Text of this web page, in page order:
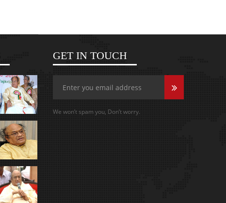
GET IN TOUCH
We won’t spam you, Don’t worry.